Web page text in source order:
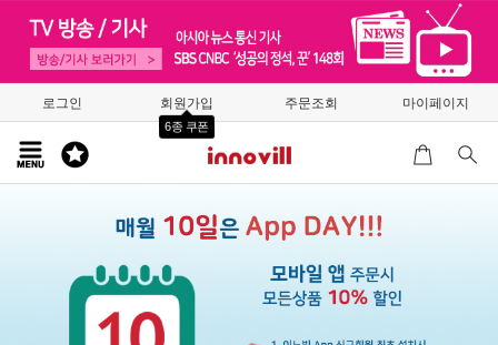
로그인 회원가입
6종 쿠폰
주문조회 마이페이지